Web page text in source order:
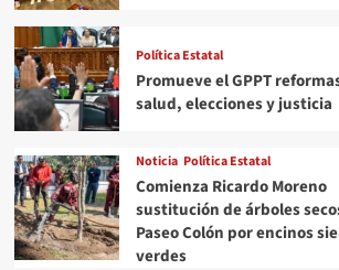
Política Estatal
Promueve el GPPT
salud, elecciones y justicia
Noticia Política Estatal
Comienza Ricardo Moreno
sustitución de árboles
Paseo Colón por encinos
verdes